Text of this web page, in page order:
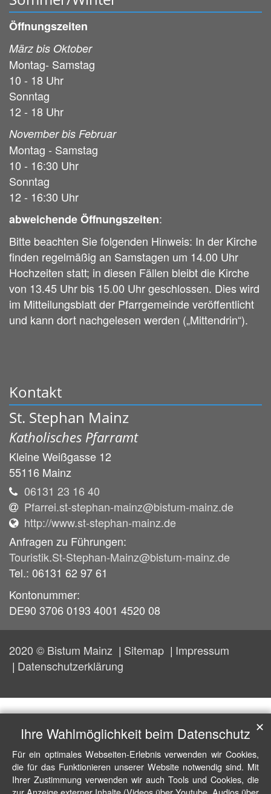
Öffnungszeiten
März bis Oktober
Montag- Samstag
10 - 18 Uhr
Sonntag
12 - 18 Uhr
November bis Februar
Montag - Samstag
10 - 16:30 Uhr
Sonntag
12 - 16:30 Uhr
abweichende Öffnungszeiten:
Bitte beachten Sie folgenden Hinweis: In der Kirche
finden regelmäßig an Samstagen um 14.00 Uhr
Hochzeiten statt; in diesen Fällen bleibt die Kirche
von 13.45 Uhr bis 15.00 Uhr geschlossen. Dies wird
im Mitteilungsblatt der Pfarrgemeinde veröffentlicht
und kann dort nachgelesen werden („Mittendrin“).
Kontakt
St. Stephan Mainz
Katholisches Pfarramt
Kleine Weißgasse 12
55116 Mainz
06131 23 16 40
Pfarrei.st-stephan-mainz@bistum-mainz.de
http://www.st-stephan-mainz.de
Anfragen zu Führungen:
Touristik.St-Stephan-Mainz@bistum-mainz.de
Tel.: 06131 62 97 61
Kontonummer:
DE90 3706 0193 4001 4520 08
2020 © Bistum Mainz Sitemap
Impressum
Datenschutzerklärung
Ihre Wahlmöglichkeit beim Datenschutz
Für ein optimales Webseiten-Erlebnis verwenden wir Cookies,
die für das Funktionieren unserer Website notwendig sind. Mit
Ihrer Zustimmung verwenden wir auch Tools und Cookies, die
✕